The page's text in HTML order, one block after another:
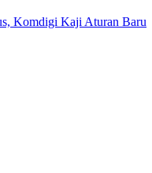
Komdigi Kaji Aturan Baru